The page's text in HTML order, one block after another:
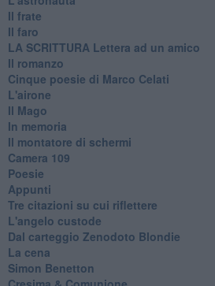
Il frate
Il faro
​LA SCRITTURA Lettera ad un amico
Il romanzo
Cinque poesie di Marco Celati
L'airone
Il Mago
In memoria
Il montatore di schermi
Camera 109
Poesie
Appunti
Tre citazioni su cui riflettere
L'angelo custode
Dal carteggio Zenodoto Blondie
La cena
Simon Benetton